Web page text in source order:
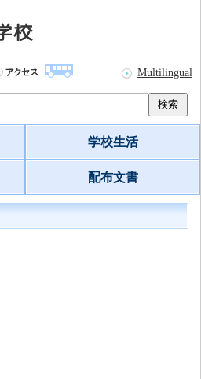
Multilingual
検索
学校生活
配布文書